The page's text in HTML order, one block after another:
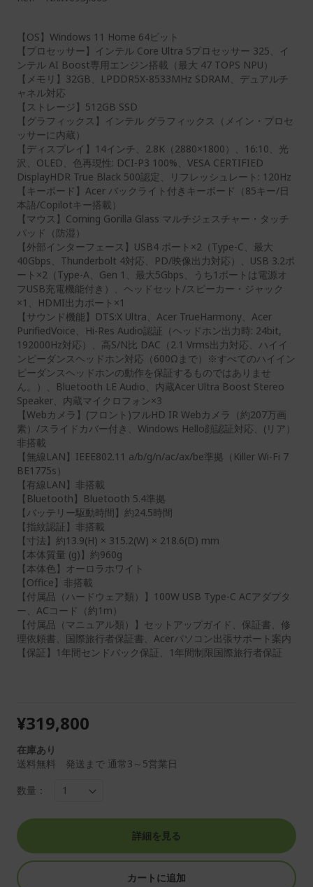
【OS】Windows 11 Home 64ビット
【プロセッサー】インテル Core Ultra 5プロセッサー 325、イ
ンテル AI Boost専用エンジン搭載（最大 47 TOPS NPU）
【メモリ】32GB、LPDDR5X-8533MHz SDRAM、デュアルチ
ャネル対応
【ストレージ】512GB SSD
【グラフィックス】インテル グラフィックス（メイン・プロセ
ッサーに内蔵）
【ディスプレイ】14インチ、2.8K（2880×1800）、16:10、光
沢、OLED、色再現性: DCI-P3 100%、VESA CERTIFIED
DisplayHDR True Black 500認定、リフレッシュレート: 120Hz
【キーボード】Acer バックライト付きキーボード（85キー/日
本語/Copilotキー搭載）
【マウス】Corning Gorilla Glass マルチジェスチャー・タッチ
パッド（防湿）
【外部インターフェース】USB4 ポート×2（Type-C、最大
40Gbps、Thunderbolt 4対応、PD/映像出力対応）、USB 3.2ポ
ート×2（Type-A、Gen 1、最大5Gbps、うち1ポートは電源オ
フUSB充電機能付き）、ヘッドセット/スピーカー・ジャック
×1、HDMI出力ポート×1
【サウンド機能】DTS:X Ultra、Acer TrueHarmony、Acer
PurifiedVoice、Hi-Res Audio認証（ヘッドホン出力時: 24bit,
192000Hz対応）、高S/N比 DAC（2.1 Vrms出力対応、ハイイ
ンピーダンスヘッドホン対応（600Ωまで）※すべてのハイイン
ピーダンスヘッドホンの動作を保証するものではありませ
ん。）、Bluetooth LE Audio、内蔵Acer Ultra Boost Stereo
Speaker、内蔵マイクロフォン×3
【Webカメラ】(フロント)フルHD IR Webカメラ（約207万画
素）/スライドカバー付き、Windows Hello顔認証対応、(リア）
非搭載
【無線LAN】IEEE802.11 a/b/g/n/ac/ax/be準拠（Killer Wi-Fi 7
BE1775s）
【有線LAN】非搭載
【Bluetooth】Bluetooth 5.4準拠
【バッテリー駆動時間】約24.5時間
【指紋認証】非搭載
【寸法】約13.9(H) × 315.2(W) × 218.6(D) mm
【本体質量 (g)】約960g
【本体色】オーロラホワイト
【Office】非搭載
【付属品（ハードウェア類）】100W USB Type-C ACアダプタ
ー、ACコード（約1m）
【付属品（マニュアル類）】セットアップガイド、保証書、修
理依頼書、国際旅行者保証書、Acerパソコン出張サポート案内
【保証】1年間センドバック保証、1年間制限国際旅行者保証
¥319,800
在庫あり
送料無料 発送まで 通常3～5営業日
数量：
詳細を見る
カートに追加